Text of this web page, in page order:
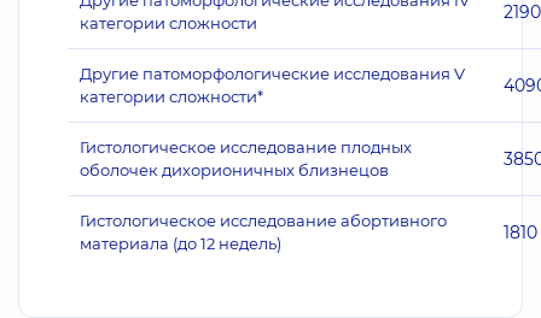
категории сложности
2190
Другие патоморфологические исследования V
категории сложности*
Гистологическое исследование плодных
оболочек дихорионичных близнецов
Гистологическое исследование абортивного
материала (до 12 недель)
1810